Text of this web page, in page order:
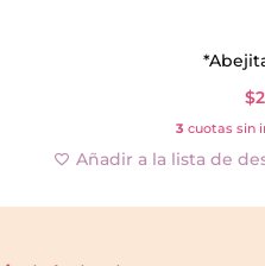
$
3 cuotas sin
Añadir a la lista de